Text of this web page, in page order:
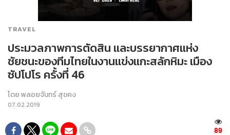
TRAVEL
ประมวลภาพการตัดสิน และบรรยากาศแห่ง
ชัยชนะของทีมไทยในงานแข่งแกะสลักหิมะ เมือง
ซัปโปโร ครั้งที่ 46
โดยพลอยจันทร์ สุขคง
07.02.2019
89